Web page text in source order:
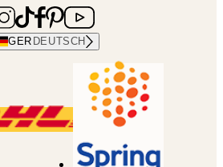
GER DEUTSCH